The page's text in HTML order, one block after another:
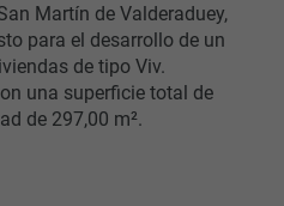
Martín de Valderaduey,
para el desarrollo de un
de tipo Viv.
una superficie total de
de 297,00 m².